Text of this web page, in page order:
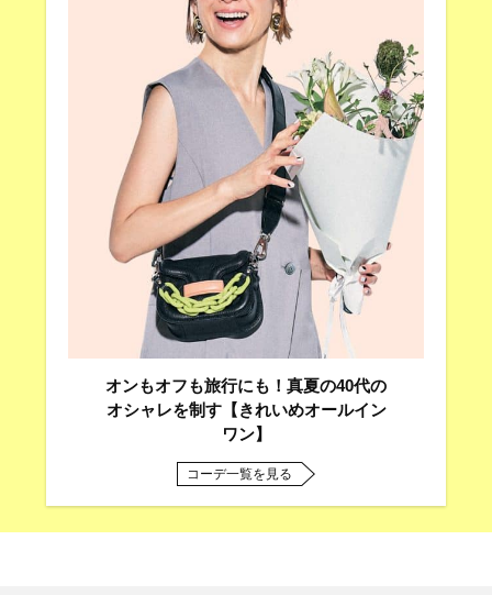
オンもオフも旅行にも！真夏の40代の
オシャレを制す【きれいめオールイン
ワン】
コーデ一覧を見る